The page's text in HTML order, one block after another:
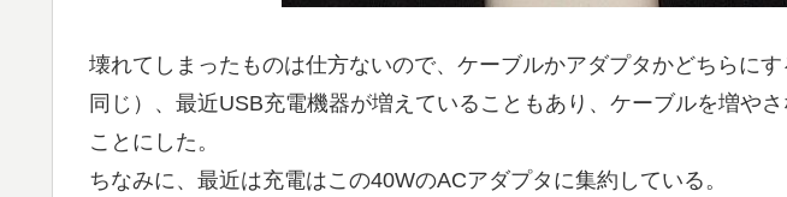
壊れてしまったものは仕方ないので、ケーブルかアダプタかどちらに
同じ）、最近USB充電機器が増えていることもあり、ケーブルを増や
ことにした。
ちなみに、最近は充電はこの40WのACアダプタに集約している。